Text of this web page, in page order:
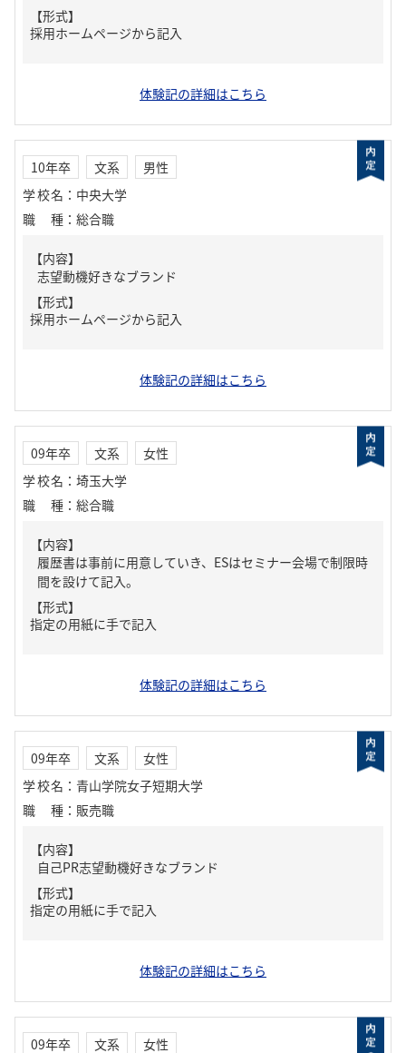
【形式】
採用ホームページから記入
体験記の詳細はこちら
10年卒 文系
男性
学校名 ： 中央大学
職種 ： 総合職
【内容】
志望動機好きなブランド
【形式】
採用ホームページから記入
体験記の詳細はこちら
09年卒 文系
女性
学校名 ： 埼玉大学
職種 ： 総合職
【内容】
履歴書は事前に用意していき、ESはセミナー会場で制限時
間を設けて記入。
【形式】
指定の用紙に手で記入
体験記の詳細はこちら
09年卒 文系
女性
学校名 ： 青山学院女子短期大学
職種 ： 販売職
【内容】
自己PR志望動機好きなブランド
【形式】
指定の用紙に手で記入
体験記の詳細はこちら
09年卒 文系 女性